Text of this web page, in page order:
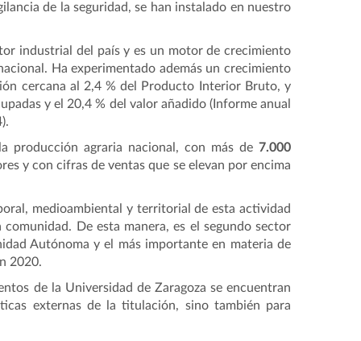
de la seguridad, se han instalado en nuestro
industrial del país y es un motor de crecimiento
Ha experimentado además un crecimiento
cercana al 2,4 % del Producto Interior Bruto, y
y el 20,4 % del valor añadido (Informe anual
producción agraria nacional, con más de7.000
y con cifras de ventas que se elevan por encima
medioambiental y territorial de esta actividad
De esta manera, es el segundo sector
Autónoma y el más importante en materia de
2020.
de la Universidad de Zaragoza se encuentran
externas de la titulación, sino también para